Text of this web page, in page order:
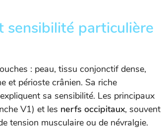
particulière
: peau, tissu conjonctif dense,
et périoste crânien. Sa riche
sa sensibilité. Les principaux
V1) et les nerfs occipitaux, souvent
tension musculaire ou de névralgie.